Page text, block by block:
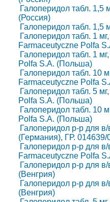
Галоперидол табл. 1,5
(Россия)
Галоперидол табл. 1,5
Галоперидол табл. 1
Farmaceutyczne Polfa
Галоперидол табл. 1
Polfa S.A. (Польша)
Галоперидол табл. 10
Farmaceutyczne Polfa
Галоперидол табл. 5
Polfa S.A. (Польша)
Галоперидол табл. 10
Polfa S.A. (Польша)
Галоперидол р-р для
(Германия), ГР.
Галоперидол р-р для
Farmaceutyczne Polfa
Галоперидол р-р для
(Венгрия)
Галоперидол р-р для
(Венгрия)